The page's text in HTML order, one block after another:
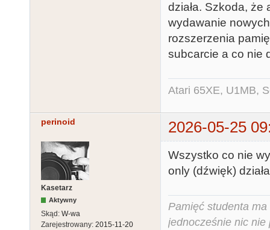
działa. Szkoda, że
wydawanie
rozszerzenia
subcarcie a co nie
Atari 65XE, U1MB,
perinoid 2026-05-25
Kasetarz
Aktywny
Skąd: W-wa
Zarejestrowany: 2015-11-20
Wszystko co nie
only (dźwięk)
Pamięć studenta
jednocześnie nic nie